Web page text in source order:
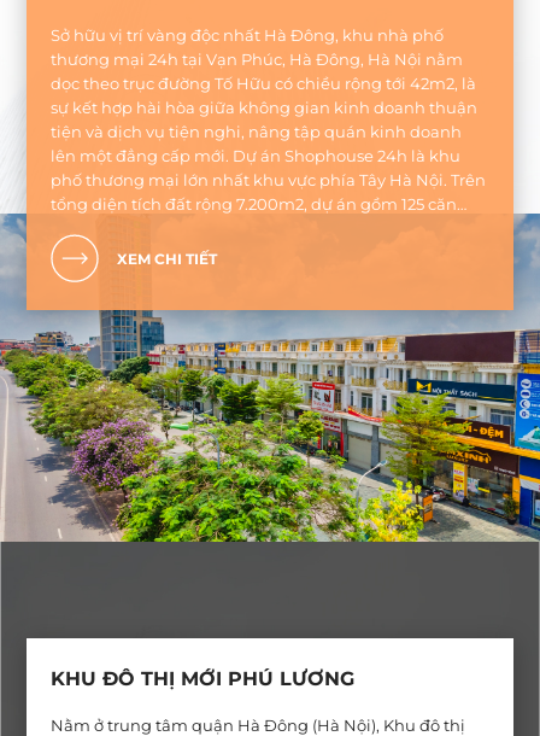
Sở hữu vị trí vàng độc nhất Hà Đông, khu nhà phố
thương mại 24h tại Vạn Phúc, Hà Đông, Hà Nội nằm
dọc theo trục đường Tố Hữu có chiều rộng tới 42m2, là
sự kết hợp hài hòa giữa không gian kinh doanh thuận
tiện và dịch vụ tiện nghi, nâng tập quán kinh doanh
lên một đẳng cấp mới. Dự án Shophouse 24h là khu
phố thương mại lớn nhất khu vực phía Tây Hà Nội. Trên
tổng diện tích đất rộng 7.200m2, dự án gồm 125 căn
nổi, 1 tầng lửng. 1 tầng tum và 1 tầng hầm hướng trực
diện ra mặt đường Tố Hữu rộng đến 42m.
XEM CHI TIẾT
KHU ĐÔ THỊ MỚI PHÚ LƯƠNG
Nằm ở trung tâm quận Hà Đông (Hà Nội), Khu đô thị